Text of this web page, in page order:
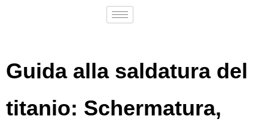
Guida alla saldatura del
titanio: Schermatura,